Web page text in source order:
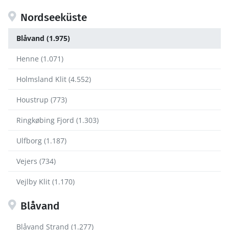
Nordseeküste
Blåvand (1.975)
Henne (1.071)
Holmsland Klit (4.552)
Houstrup (773)
Ringkøbing Fjord (1.303)
Ulfborg (1.187)
Vejers (734)
Vejlby Klit (1.170)
Blåvand
Blåvand Strand (1.277)